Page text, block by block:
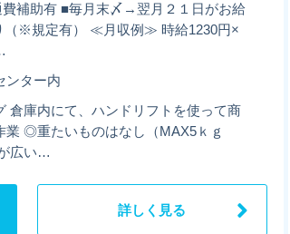
費補助有 ■毎月末〆→翌月２１日がお給
（※規定有） ≪月収例≫ 時給1230円×
ンター内
倉庫内にて、ハンドリフトを使って商
業 ◎重たいものはなし（MAX5ｋｇ
広い…
詳しく見る